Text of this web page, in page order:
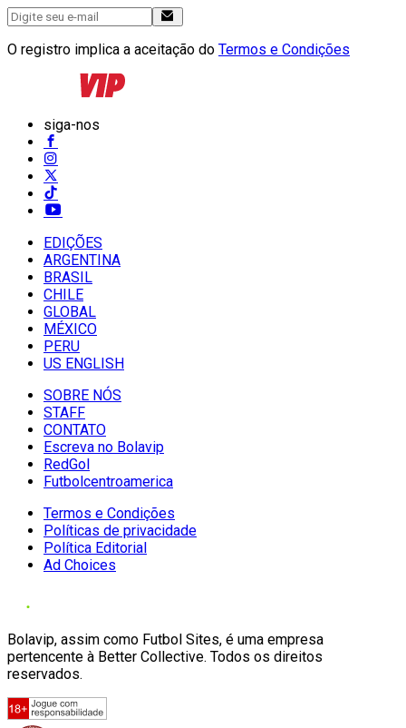
O registro implica a aceitação do Termos e Condições
siga-nos
EDIÇÕES
ARGENTINA
BRASIL
CHILE
GLOBAL
MÉXICO
PERU
US ENGLISH
SOBRE NÓS
STAFF
CONTATO
Escreva no Bolavip
RedGol
Futbolcentroamerica
Termos e Condições
Políticas de privacidade
Política Editorial
Ad Choices
Bolavip, assim como Futbol Sites, é uma empresa
pertencente à Better Collective. Todos os direitos
reservados.